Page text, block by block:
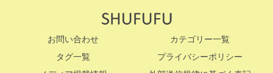
お問い合わせ
カテゴリー一覧
タグ一覧
プライバシーポリシー